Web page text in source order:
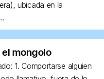
ubicada en la
mongolo
1. Comportarse alguien